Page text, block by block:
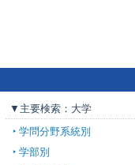
▼主要検索：大学
学問分野系統別
学部別